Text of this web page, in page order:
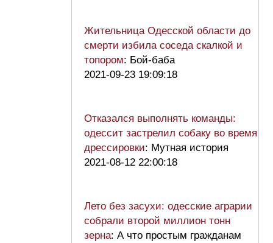
Жительница Одесской области до
смерти избила соседа скалкой и
топором: Бой-баба
2021-09-23 19:09:18
Отказался выполнять команды:
одессит застрелил собаку во время
дрессировки: Мутная история
2021-08-12 22:00:18
Лето без засухи: одесские аграрии
собрали второй миллион тонн
зерна: А что простым гражданам